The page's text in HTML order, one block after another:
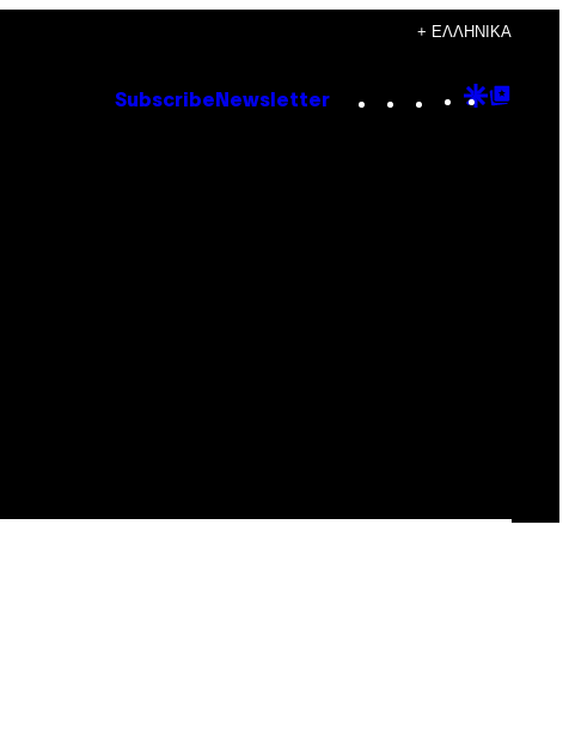
+ ΕΛΛΗΝΙΚΆ
Subscribe Newsletter Instagram
TikTok
YouTube
Google